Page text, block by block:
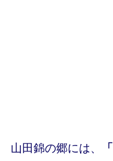
山田錦の郷には、